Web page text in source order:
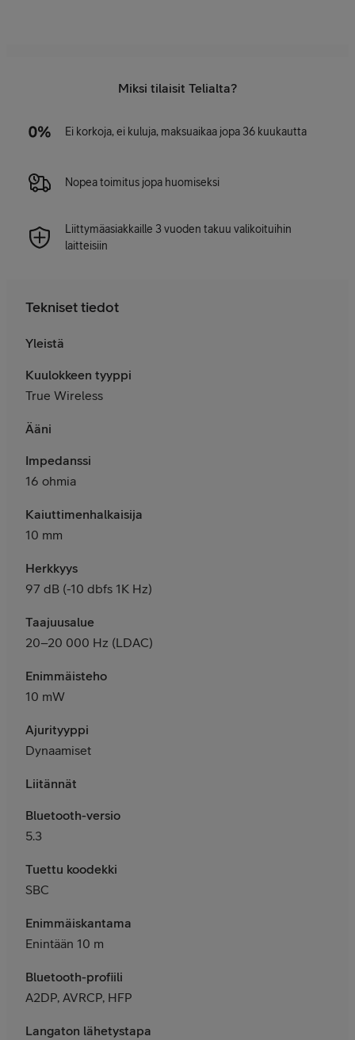
Miksi tilaisit Telialta?
Ei korkoja, ei kuluja, maksuaikaa jopa 36 kuukautta
Nopea toimitus jopa huomiseksi
Liittymäasiakkaille 3 vuoden takuu valikoituihin
laitteisiin
Tekniset tiedot
Yleistä
Kuulokkeen tyyppi
True Wireless
Ääni
Impedanssi
16 ohmia
Kaiuttimenhalkaisija
10 mm
Herkkyys
97 dB (-10 dbfs 1K Hz)
Taajuusalue
20–20 000 Hz (LDAC)
Enimmäisteho
10 mW
Ajurityyppi
Dynaamiset
Liitännät
Bluetooth-versio
5.3
Tuettu koodekki
SBC
Enimmäiskantama
Enintään 10 m
Bluetooth-profiili
A2DP, AVRCP, HFP
Langaton lähetystapa